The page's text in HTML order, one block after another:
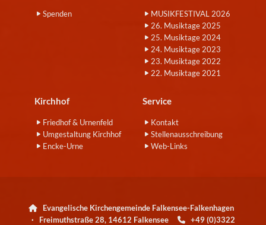
Spenden
MUSIKFESTIVAL 2026
26. Musiktage 2025
25. Musiktage 2024
24. Musiktage 2023
23. Musiktage 2022
22. Musiktage 2021
Kirchhof
Friedhof & Urnenfeld
Umgestaltung Kirchhof
Encke-Urne
Service
Kontakt
Stellenausschreibung
Web-Links

Evangelische Kirchengemeinde Falkensee-Falkenhagen
· Freimuthstraße 28, 14612 Falkensee
+49 (0)3322